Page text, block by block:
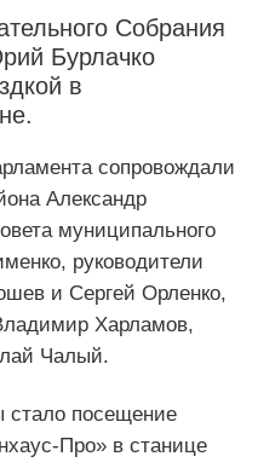
Собрания
Бурлачко
в
сопровождали
Александр
муниципального
руководители
и Сергей Орленко,
Харламов,
Чалый.
стало посещение
Про» в станице